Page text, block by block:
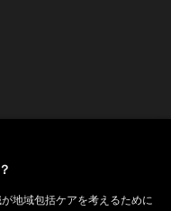
地域包括ケアを考えるために